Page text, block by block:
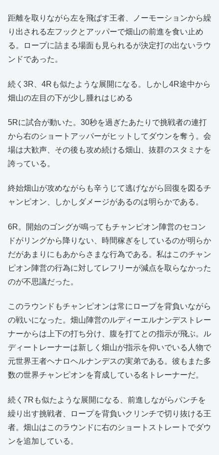
距離を取りながら左を飛ばす王者、ノーモーションから繰
り出される左フックとアッパーで畑山の前進を食い止め
る。ロープに詰まる場面も見られるが決定打の出ないラウ
ンドであった。
続く3R、4Rも似たような展開になる。しかし4R途中から
畑山の左目の下が少し腫れはじめる
5Rに試合が動いた。30秒を過ぎたあたりで挑戦者の連打
から右のショートアッパーがヒットしてダウンを奪う。会
場は大歓声、その後も攻め続ける畑山、抜群のスタミナを
誇っている。
終始畑山が攻めながらも辛うじて逃げながら回復を図るチ
ャンピオン、しかしダメージがあるのは明らかである。
6R。開始のゴングが鳴ってもチャンピオン陣営のセコン
ドがリングから降りない、時間稼ぎをしているのが明らか
だがあまりにもあからさまな行為である。私はこのチャン
ピオン陣営の行為に対してレフリーが減点を取らなかった
のが不思議だった。
このラウンドもチャンピオンは常にロープを背負いながら
の戦いになった。畑山陣営のルディーエルナンデストレー
ナーからは上下の打ち分け、腹を打てとの指示が飛ぶ。ル
ディートレーナーは新しく畑山が指示を仰いでいる人物で
元世界王者ヘナロヘルナンデスの実弟である。彼もまた多
数の世界チャンピオンを育成している名トレーナーだ。
続く7Rも似たような展開になる、前進しながらパンチを
繰り出す挑戦者、ロープを背負いクリンチで切り抜ける王
者。畑山はこのラウンドに右のショートストレートでダウ
ンを追加している。